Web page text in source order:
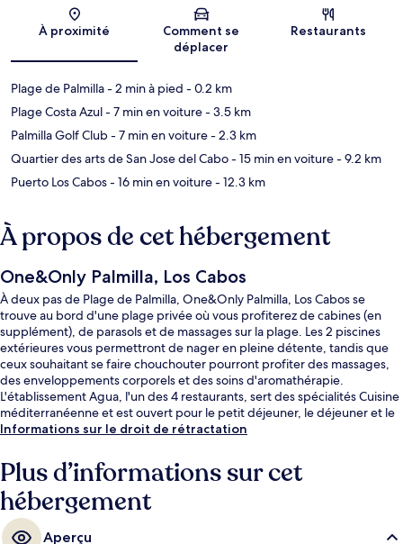
À proximité
Comment se
déplacer
Restaurants
Plage de Palmilla- 2 min à pied - 0.2 km
Plage Costa Azul- 7 min en voiture- 3.5 km
Palmilla Golf Club- 7 min en voiture- 2.3 km
Quartier des arts de San Jose del Cabo- 15 min en voiture- 9.2 km
Puerto Los Cabos- 16 min en voiture- 12.3 km
À propos de cet hébergement
One&Only Palmilla, Los Cabos
À deux pas de Plage de Palmilla, One&Only Palmilla, Los Cabos se
trouve au bord d'une plage privée où vous profiterez de cabines (en
supplément), de parasols et de massages sur la plage. Les 2 piscines
extérieures vous permettront de nager en pleine détente, tandis que
ceux souhaitant se faire chouchouter pourront profiter des massages,
des enveloppements corporels et des soins d'aromathérapie.
L'établissement Agua, l'un des 4 restaurants, sert des spécialités Cuisine
méditerranéenne et est ouvert pour le petit déjeuner, le déjeuner et le
dîner. Ce complexe touristique de luxe abrite en outre un terrain de
autres voyageurs ne disent que du bien en ce qui concerne le
personnel attentionné.
Informations sur le droit de rétractation
Plus d’informations sur cet
hébergement
Aperçu